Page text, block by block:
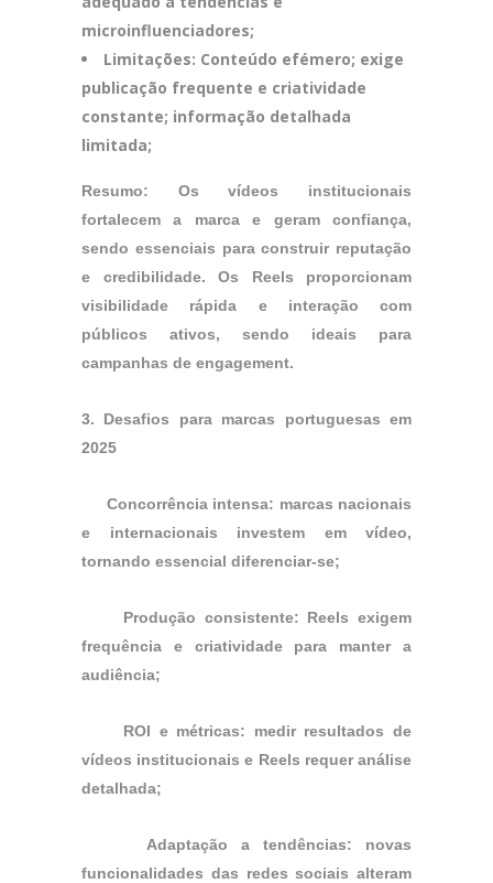
microinfluenciadores;
Limitações: Conteúdo efémero; exige
publicação frequente e criatividade
constante; informação detalhada
limitada;
Resumo: Os vídeos institucionais
fortalecem a marca e geram confiança,
sendo essenciais para construir reputação
e credibilidade. Os Reels proporcionam
visibilidade rápida e interação com
públicos ativos, sendo ideais para
campanhas de engagement.
3. Desafios para marcas portuguesas em
2025
Concorrência intensa: marcas nacionais
e internacionais investem em vídeo,
tornando essencial diferenciar-se;
Produção consistente: Reels exigem
frequência e criatividade para manter a
audiência;
ROI e métricas: medir resultados de
vídeos institucionais e Reels requer análise
detalhada;
Adaptação a tendências: novas
funcionalidades das redes sociais alteram